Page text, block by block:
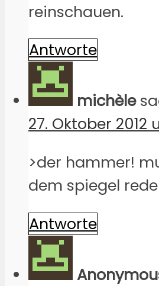
reinschauen.
Antworte
michèle
27. Oktober 2012
>der hammer!
dem spiegel
Antworte